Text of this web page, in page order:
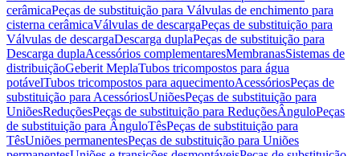
cerâmicaPeças de substituição para Válvulas de enchimento para
cisterna cerâmicaVálvulas de descargaPeças de substituição para
Válvulas de descargaDescarga duplaPeças de substituição para
Descarga duplaAcessórios complementaresMembranasSistemas de
distribuiçãoGeberit MeplaTubos tricompostos para água
potávelTubos tricompostos para aquecimentoAcessóriosPeças de
substituição para AcessóriosUniõesPeças de substituição para
UniõesReduçõesPeças de substituição para ReduçõesÂnguloPeças
de substituição para ÂnguloTêsPeças de substituição para
TêsUniões permanentesPeças de substituição para Uniões